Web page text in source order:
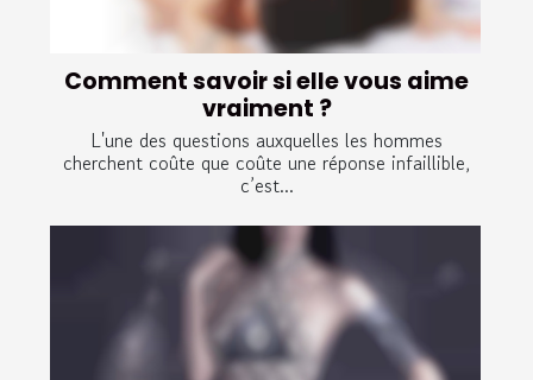
Comment savoir si elle vous aime
vraiment ?
L'une des questions auxquelles les hommes
cherchent coûte que coûte une réponse infaillible,
c’est...